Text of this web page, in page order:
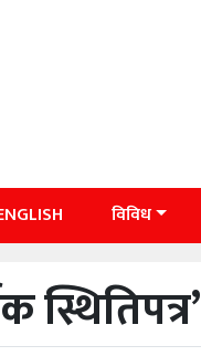
विविध
स्थितिपत्र’